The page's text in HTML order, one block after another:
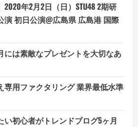
2020年2月2日（日）STU48 2期研
演 初日公演@広島県 広島港 国際
には素敵なプレゼントを大切なあ
専用ファクタリング 業界最低水準
い初心者がトレンドブログ5ヶ月